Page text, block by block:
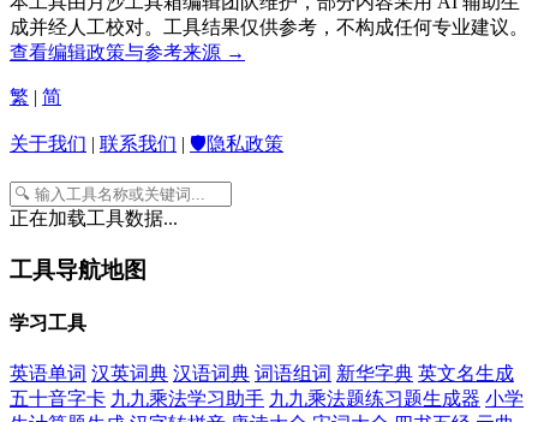
成并经人工校对。工具结果仅供参考，不构成任何专业建议。
查看编辑政策与参考来源 →
繁 | 简
关于我们 | 联系我们 | 🛡️隐私政策
正在加载工具数据...
工具导航地图
学习工具
英语单词 汉英词典 汉语词典 词语组词 新华字典 英文名生成
五十音字卡 九九乘法学习助手 九九乘法题练习题生成器 小学